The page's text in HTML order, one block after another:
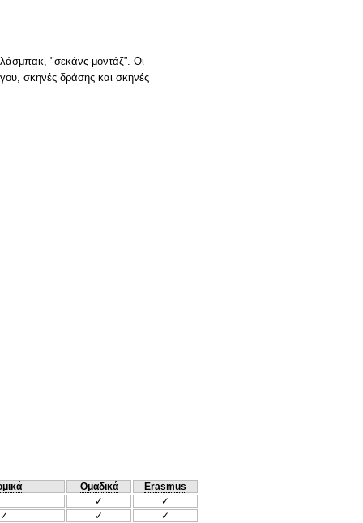
"σεκάνς μοντάζ”. Οι
σκηνές δράσης και σκηνές
Ομαδικά
Erasmus
✓
✓
✓ ✓
✓